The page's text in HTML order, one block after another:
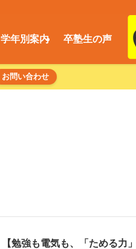
学年別案内 卒塾生の声
お問い合わせ
【勉強も電気も、「ためる力